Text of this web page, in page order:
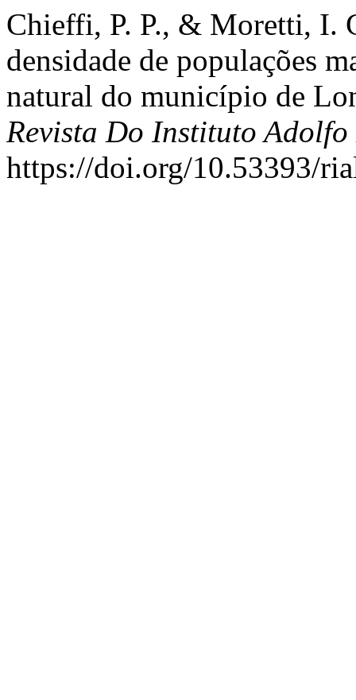
Chieffi, P. P., & Moretti, I.
densidade de populações
natural do município de
Revista Do Instituto Adolfo
https://doi.org/10.53393/